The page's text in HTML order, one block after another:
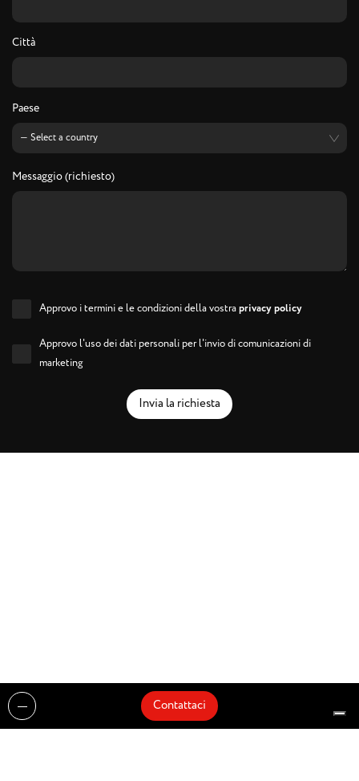
Città
Paese
Messaggio (richiesto)
Approvo i termini e le condizioni della vostraprivacy policy
Approvo l'uso dei dati personali per l'invio di comunicazioni di
marketing
Invia la richiesta
Contattaci